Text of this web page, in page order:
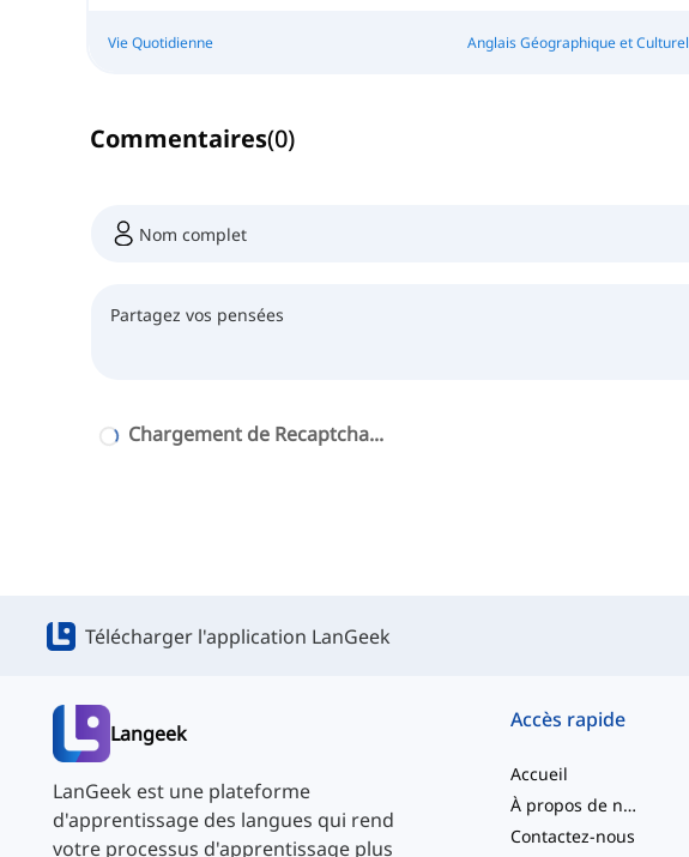
Vie Quotidienne Anglais Géographique et Culturel
Commentaires(0)
Chargement de Recaptcha...
Télécharger l'application LanGeek
Langeek
LanGeek est une plateforme
d'apprentissage des langues qui rend
votre processus d'apprentissage plus
Accès rapide
Accueil
À propos de nous
Contactez-nous